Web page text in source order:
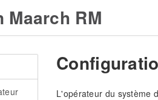
Maarch RM
L'opérateur du système